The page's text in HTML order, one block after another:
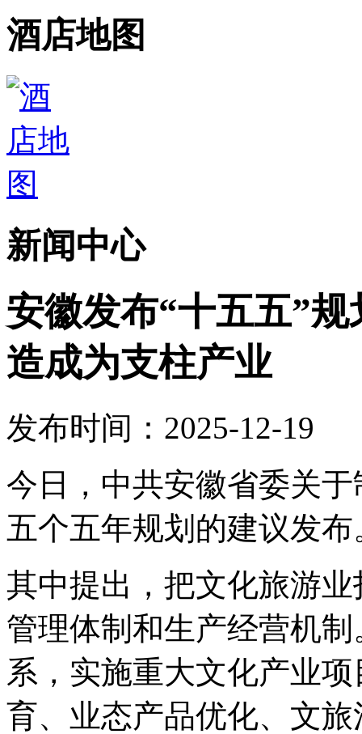
酒店地图
新闻中心
安徽发布“十五五”
造成为支柱产业
发布时间：2025-12-19
今日，中共安徽省委关
五个五年规划的建议发布
其中提出，把文化旅游
管理体制和生产经营机
系，实施重大文化产业
育、业态产品优化、文